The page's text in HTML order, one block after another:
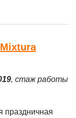
, стаж работы
праздничная